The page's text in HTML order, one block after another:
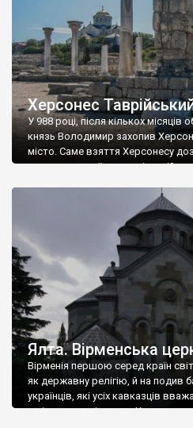
Херсонес
У 988 році, після кількох місяців
князь Володимир захопив
місто. Саме взяття Херсонесу
диктувати свої умови
Херсонесі Володимир-язичник,
А потім було Хрещення Русі. На
Ялта. Вірменська
Вірменія першою серед країн
як державну релігію, й на подив
українців, які усіх кавказців
є відданими вірянами Христа